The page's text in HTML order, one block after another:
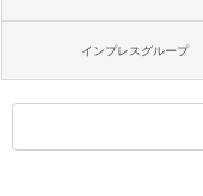
インプレスグループ